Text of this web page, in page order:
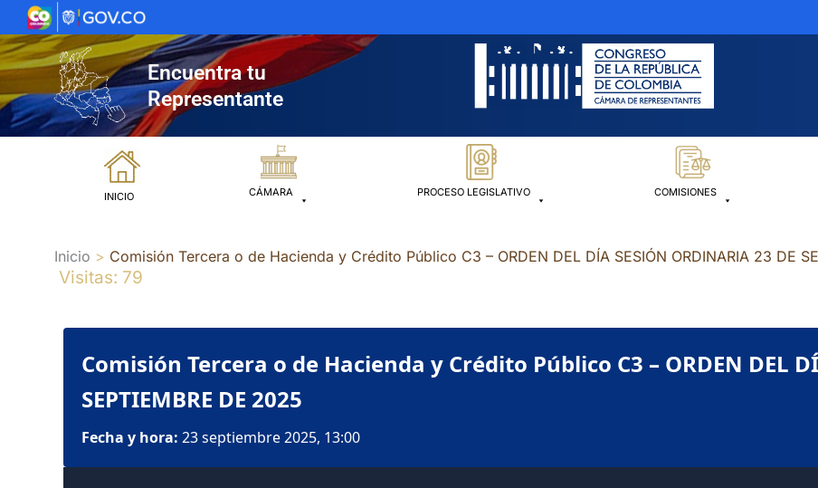
al
contenido
Encuentra tu
Representante
INICIO CÁMARA PROCESO LEGISLATIVO COMISIONES
Inicio Comisión Tercera o de Hacienda y Crédito Público C3 – ORDEN DEL DÍA SESIÓN ORDINARIA 23 DE
Visitas: 79
Comisión Tercera o de Hacienda y Crédito Público C3 – ORDEN DEL
SEPTIEMBRE DE 2025
Fecha y hora: 23 septiembre 2025, 13:00